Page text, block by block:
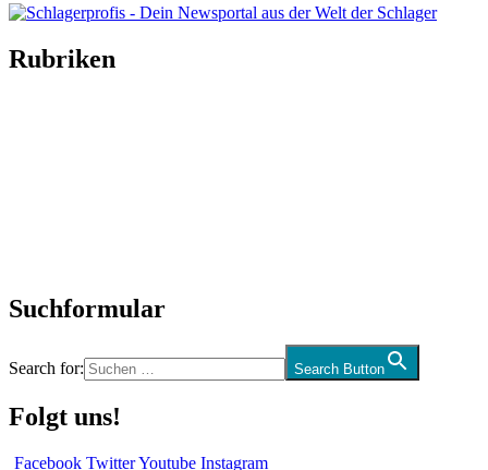
Rubriken
Suchformular
Search for: Search Button
Folgt uns!
Facebook TwitterYoutube Instagram